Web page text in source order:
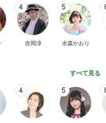
4
吉岡淳
5
水森かおり
すべて見る
4 5